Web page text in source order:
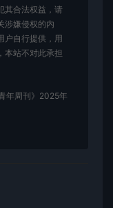
其合法权益，请
涉嫌侵权的内
户自行提供，用
本站不对此承担
年周刊》2025年